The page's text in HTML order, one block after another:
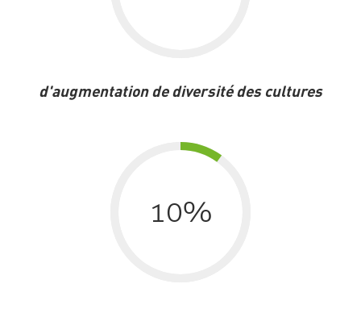
d'augmentation de diversité des cultures
10%